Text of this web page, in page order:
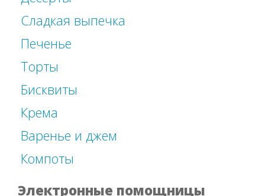
Сладкая выпечка
Печенье
Торты
Бисквиты
Крема
Варенье и джем
Компоты
Электронные помощницы